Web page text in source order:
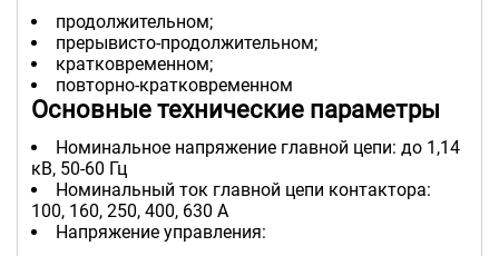
продолжительном;
прерывисто-продолжительном;
кратковременном;
повторно-кратковременном
Оcновные технические параметры
Номинальное напряжение главной цепи: до 1,14
кВ, 50-60 Гц
Номинальный ток главной цепи контактора:
100, 160, 250, 400, 630 А
Напряжение управления: